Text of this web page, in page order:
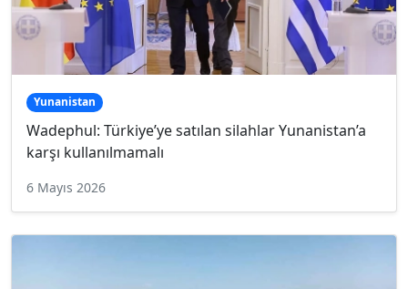
Yunanistan
Wadephul: Türkiye’ye satılan silahlar Yunanistan’a
karşı kullanılmamalı
6 Mayıs 2026